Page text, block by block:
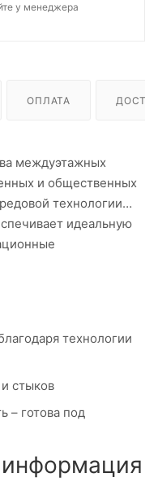
у менеджера
ОПЛАТА
междуэтажных
и общественных
технологии
идеальную
технологии
стыков
– готова под